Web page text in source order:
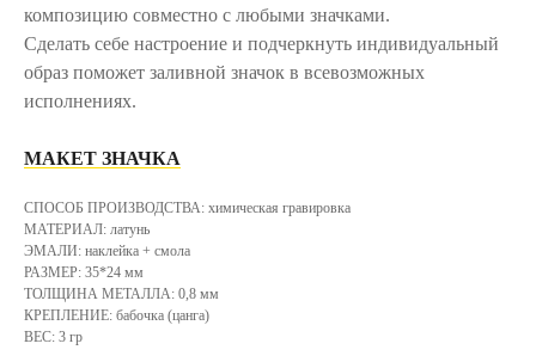
композицию совместно с любыми значками.
Сделать себе настроение и подчеркнуть индивидуальный
образ поможет заливной значок в всевозможных
исполнениях.
МАКЕТ ЗНАЧКА
СПОСОБ ПРОИЗВОДСТВА: химическая гравировка
МАТЕРИАЛ: латунь
ЭМАЛИ: наклейка + смола
РАЗМЕР: 35*24 мм
ТОЛЩИНА МЕТАЛЛА: 0,8 мм
КРЕПЛЕНИЕ: бабочка (цанга)
ВЕС: 3 гр